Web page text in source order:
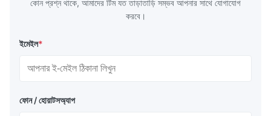
কোন প্রশ্ন থাকে, আমাদের টিম যত তাড়াতাড়ি সম্ভব আপনার সাথে যোগাযোগ
করবে।
ইমেইল*
ফোন / হোয়াটসঅ্যাপ